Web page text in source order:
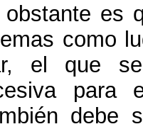
es
como
, el que
para
debe